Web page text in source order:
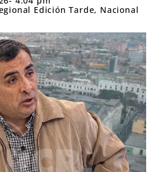
Edición Tarde, Nacional